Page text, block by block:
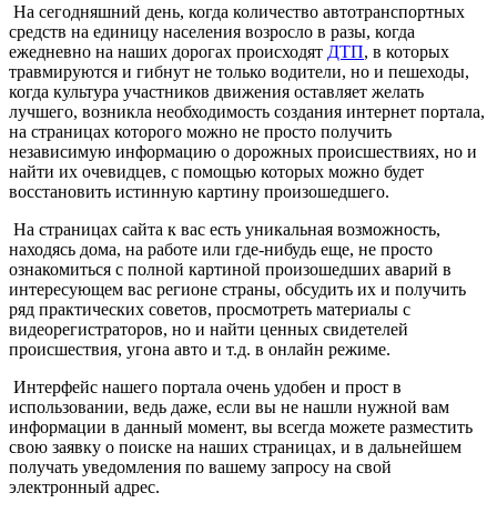
На сегодняшний день, когда количество автотранспортных
средств на единицу населения возросло в разы, когда
ежедневно на наших дорогах происходят ДТП, в которых
травмируются и гибнут не только водители, но и пешеходы,
когда культура участников движения оставляет желать
лучшего, возникла необходимость создания интернет портала,
на страницах которого можно не просто получить
независимую информацию о дорожных происшествиях, но и
найти их очевидцев, с помощью которых можно будет
восстановить истинную картину произошедшего.
На страницах сайта к вас есть уникальная возможность,
находясь дома, на работе или где-нибудь еще, не просто
ознакомиться с полной картиной произошедших аварий в
интересующем вас регионе страны, обсудить их и получить
ряд практических советов, просмотреть материалы с
видеорегистраторов, но и найти ценных свидетелей
происшествия, угона авто и т.д. в онлайн режиме.
Интерфейс нашего портала очень удобен и прост в
использовании, ведь даже, если вы не нашли нужной вам
информации в данный момент, вы всегда можете разместить
свою заявку о поиске на наших страницах, и в дальнейшем
получать уведомления по вашему запросу на свой
электронный адрес.